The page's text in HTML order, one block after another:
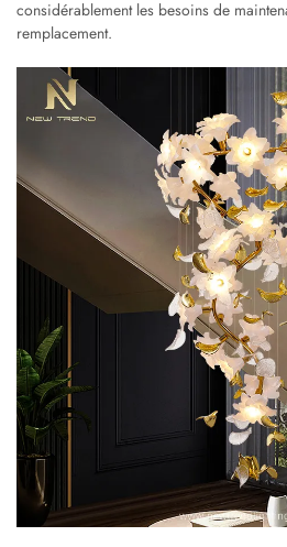
considérablement les besoins de
remplacement.